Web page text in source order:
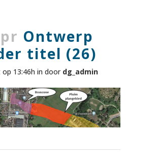
Ontwerp
titel (26)
13:46h in door dg_admin